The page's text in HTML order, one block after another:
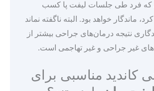
که فرد طی جلسات لیفت پا کسب
ماندگار خواهد بود. البته ناگفته نماند
نتیجه درمان‌های جراحی بیشتر از
غیر جراحی و غیر تهاجمی است.
کاندید مناسبی برای